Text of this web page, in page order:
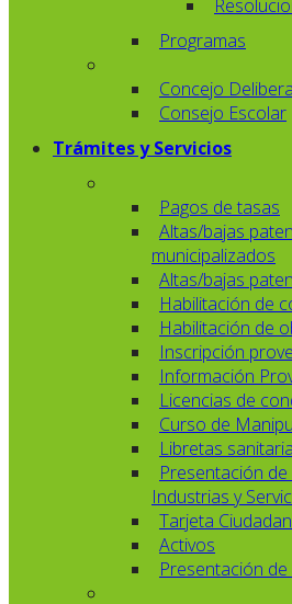
Programas
Concejo
Consejo Escolar
Trámites y Servicios
Pagos de tasas
Altas/bajas
municipalizados
Altas/bajas
Habilitación de
Habilitación de
Inscripción
Información
Licencias de
Curso de
Libretas
Presentación de
Industrias y
Tarjeta
Activos
Presentación de